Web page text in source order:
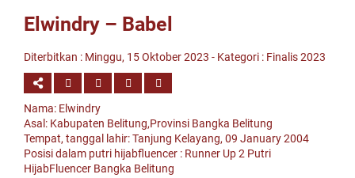
Elwindry – Babel
Diterbitkan : Minggu, 15 Oktober 2023 - Kategori : Finalis 2023
Nama: Elwindry
Asal: Kabupaten Belitung,Provinsi Bangka Belitung
Tempat, tanggal lahir: Tanjung Kelayang, 09 January 2004
Posisi dalam putri hijabfluencer : Runner Up 2 Putri
HijabFluencer Bangka Belitung